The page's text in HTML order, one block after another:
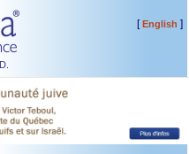
[English ]